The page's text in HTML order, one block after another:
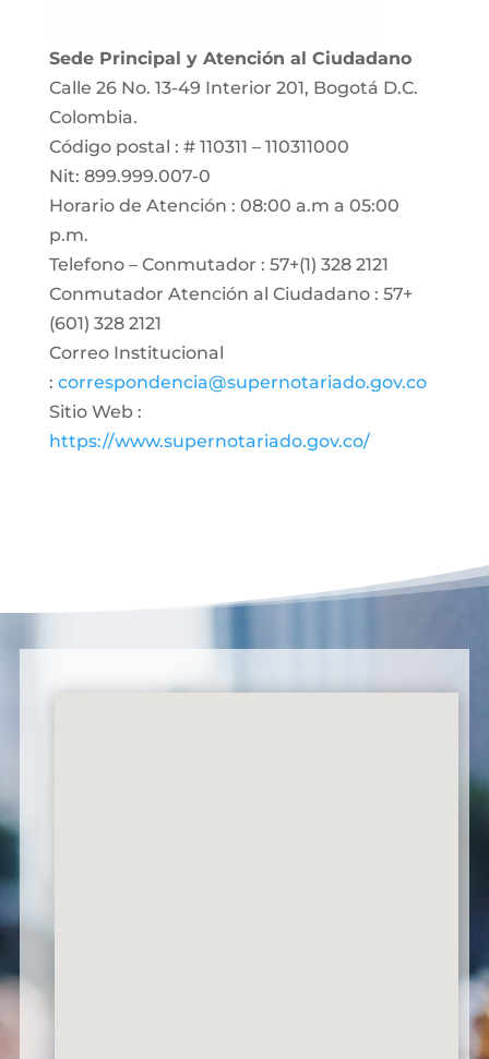
Sede Principal y Atención al Ciudadano
Calle 26 No. 13-49 Interior 201, Bogotá D.C.
Colombia.
Código postal : # 110311 – 110311000
Nit: 899.999.007-0
Horario de Atención : 08:00 a.m a 05:00
p.m.
Telefono – Conmutador : 57+(1) 328 2121
Conmutador Atención al Ciudadano : 57+
(601) 328 2121
Correo Institucional
: correspondencia@supernotariado.gov.co
Sitio Web :
https://www.supernotariado.gov.co/